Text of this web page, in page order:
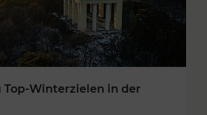
Winterzielen in der